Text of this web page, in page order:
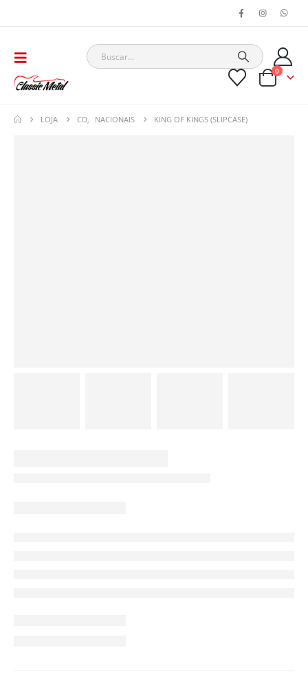
0
LOJA CD NACIONAIS KING OF KINGS (SLIPCASE)